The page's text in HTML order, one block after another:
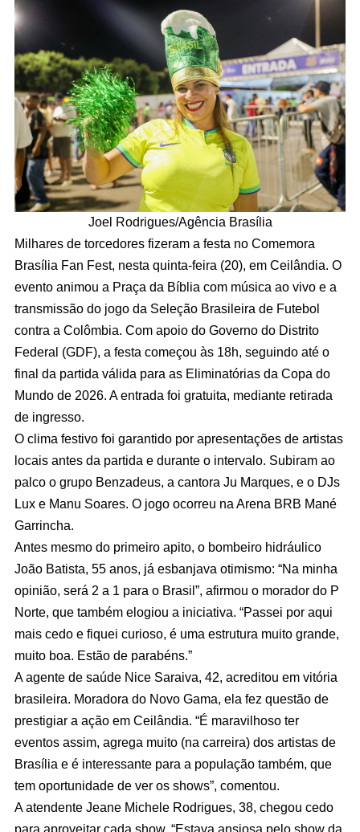
Joel Rodrigues/Agência Brasília
Milhares de torcedores fizeram a festa no Comemora
Brasília Fan Fest, nesta quinta-feira (20), em Ceilândia. O
evento animou a Praça da Bíblia com música ao vivo e a
transmissão do jogo da Seleção Brasileira de Futebol
contra a Colômbia. Com apoio do Governo do Distrito
Federal (GDF), a festa começou às 18h, seguindo até o
final da partida válida para as Eliminatórias da Copa do
Mundo de 2026. A entrada foi gratuita, mediante retirada
de ingresso.
O clima festivo foi garantido por apresentações de artistas
locais antes da partida e durante o intervalo. Subiram ao
palco o grupo Benzadeus, a cantora Ju Marques, e o DJs
Lux e Manu Soares. O jogo ocorreu na Arena BRB Mané
Garrincha.
Antes mesmo do primeiro apito, o bombeiro hidráulico
João Batista, 55 anos, já esbanjava otimismo: “Na minha
opinião, será 2 a 1 para o Brasil”, afirmou o morador do P
Norte, que também elogiou a iniciativa. “Passei por aqui
mais cedo e fiquei curioso, é uma estrutura muito grande,
muito boa. Estão de parabéns.”
A agente de saúde Nice Saraiva, 42, acreditou em vitória
brasileira. Moradora do Novo Gama, ela fez questão de
prestigiar a ação em Ceilândia. “É maravilhoso ter
eventos assim, agrega muito (na carreira) dos artistas de
Brasília e é interessante para a população também, que
tem oportunidade de ver os shows”, comentou.
A atendente Jeane Michele Rodrigues, 38, chegou cedo
para aproveitar cada show. “Estava ansiosa pelo show da